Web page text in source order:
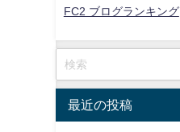
FC2 ブログランキング
最近の投稿